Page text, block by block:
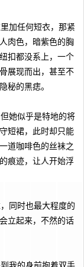
加任何短衣，那紧
肉色，暗紫色的胸
扣都没系上，一个
展现而出，甚至不
秘的黑痣。
她似乎是特地的将
短裙，此时却只能
道咖啡色的丝袜之
痕迹，让人开始浮
同时也最大程度的
立起来，不然的话